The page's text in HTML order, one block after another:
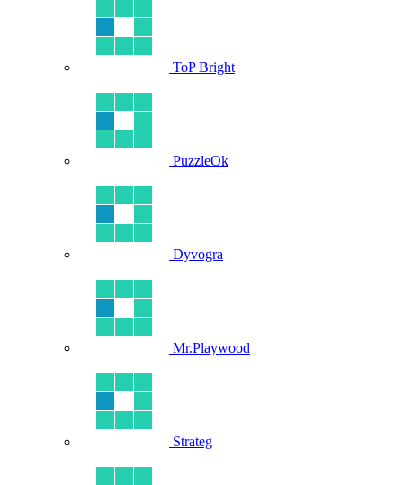
ToP Bright
PuzzleOk
Dyvogra
Mr.Playwood
Strateg